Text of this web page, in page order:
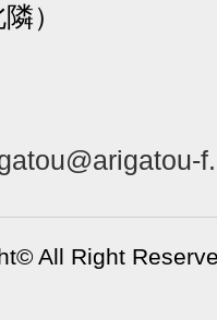
）
All Right